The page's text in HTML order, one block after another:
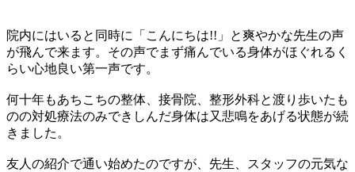
院内にはいると同時に「こんにちは!!」と爽やかな先生の声
が飛んで来ます。その声でまず痛んでいる身体がほぐれるく
らい心地良い第一声です。
何十年もあちこちの整体、接骨院、整形外科と渡り歩いたも
のの対処療法のみできしんだ身体は又悲鳴をあげる状態が続
きました。
友人の紹介で通い始めたのですが、先生、スタッフの元気な